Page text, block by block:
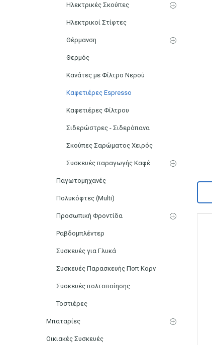
Ηλεκτρικές Σκούπες
Ηλεκτρικοί Στίφτες
Θέρμανση
Θερμός
Κανάτες με Φίλτρο Νερού
Καφετιέρες Espresso
Καφετιέρες Φίλτρου
Σιδερώστρες - Σιδερόπανα
Σκούπες Σαρώματος Χειρός
Συσκευές παραγωγής Καφέ
Παγωτομηχανές
Πολυκόφτες (Multi)
Προσωπική Φροντίδα
Ραβδομπλέντερ
Συσκευές για Γλυκά
Συσκευές Παρασκευής Ποπ Κορν
Συσκευές πολτοποίησης
Τοστιέρες
Μπαταρίες
Οικιακές Συσκευές